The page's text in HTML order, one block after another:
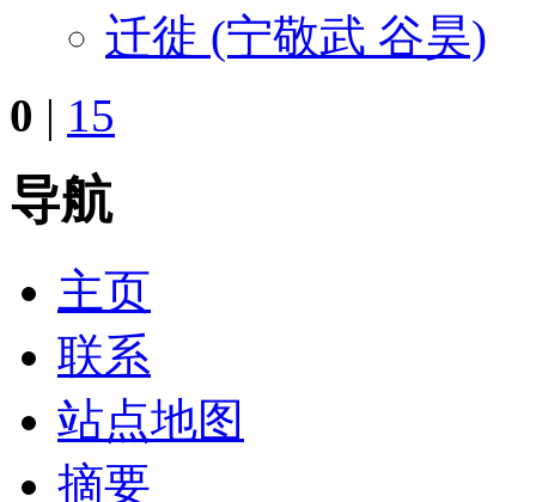
迁徙 (宁敬武 谷昊)
0 | 15
导航
主页
联系
站点地图
摘要